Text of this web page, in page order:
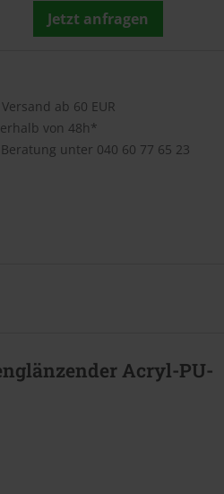
Jetzt anfragen
ab 60 EUR
von 48h*
unter 040 60 77 65 23
Acryl-PU-